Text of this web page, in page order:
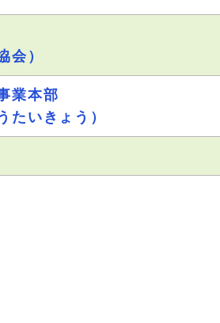
会）
業本部
たいきょう）